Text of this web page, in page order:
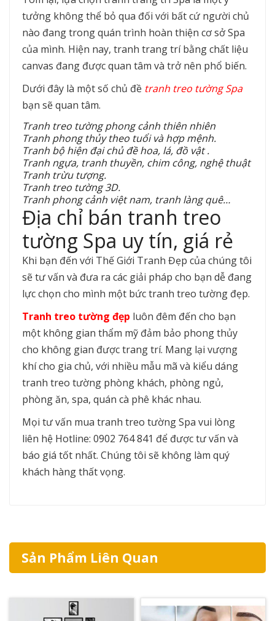
tưởng không thể bỏ qua đối với bất cứ người chủ
nào đang trong quán trình hoàn thiện cơ sở Spa
của mình. Hiện nay, tranh trang trí bằng chất liệu
canvas đang được quan tâm và trở nên phổ biến.
Dưới đây là một số chủ đề tranh treo tường Spa
bạn sẽ quan tâm.
Tranh treo tường phong cảnh thiên nhiên
Tranh phong thủy theo tuổi và hợp mệnh.
Tranh bộ hiện đại chủ đề hoa, lá, đồ vật .
Tranh ngựa, tranh thuyền, chim công, nghệ thuật
Tranh trừu tượng.
Tranh treo tường 3D.
Tranh phong cảnh việt nam, tranh làng quê…
Địa chỉ bán tranh treo
tường Spa uy tín, giá rẻ
Khi bạn đến với Thế Giới Tranh Đẹp của chúng tôi
sẽ tư vấn và đưa ra các giải pháp cho bạn dễ đang
lực chọn cho mình một bức tranh treo tường đẹp.
Tranh treo tường đẹp luôn đêm đến cho bạn
một không gian thẩm mỹ đảm bảo phong thủy
cho không gian được trang trí. Mang lại vượng
khí cho gia chủ, với nhiều mẫu mã và kiểu dáng
tranh treo tường phòng khách, phòng ngủ,
phòng ăn, spa, quán cà phê khác nhau.
Mọi tư vấn mua tranh treo tường Spa vui lòng
liên hệ Hotline: 0902 764 841 để được tư vấn và
báo giá tốt nhất. Chúng tôi sẽ không làm quý
khách hàng thất vọng.
Sản Phẩm Liên Quan